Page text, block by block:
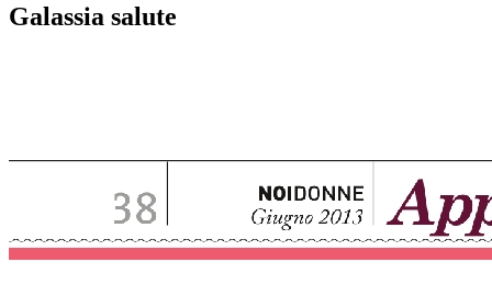
Galassia salute